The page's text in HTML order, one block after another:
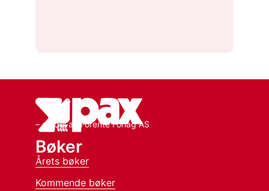
– en del av Forente Forlag AS
Bøker
Årets bøker
Kommende bøker